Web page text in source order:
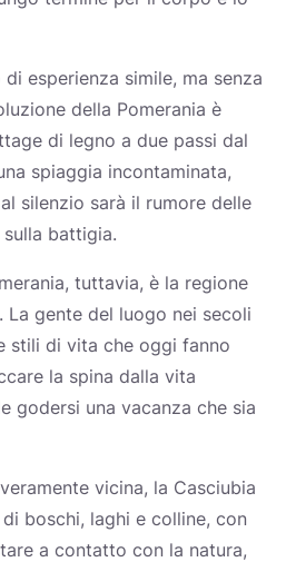
esperienza simile, ma senza
della Pomerania è
di legno a due passi dal
spiaggia incontaminata,
silenzio sarà il rumore delle
battigia.
tuttavia, è la regione
. La gente del luogo nei secoli
stili di vita che oggi fanno
la spina dalla vita
godersi una vacanza che sia
vicina, la Casciubia
boschi, laghi e colline, con
a contatto con la natura,